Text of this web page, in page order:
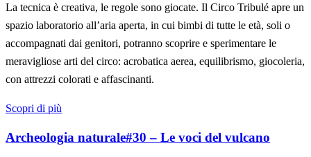
La tecnica è creativa, le regole sono giocate. Il Circo Tribulé apre un
spazio laboratorio all’aria aperta, in cui bimbi di tutte le età, soli o
accompagnati dai genitori, potranno scoprire e sperimentare le
meravigliose arti del circo: acrobatica aerea, equilibrismo, giocoleria,
con attrezzi colorati e affascinanti.
Scopri di più
Archeologia naturale#30 – Le voci del vulcano